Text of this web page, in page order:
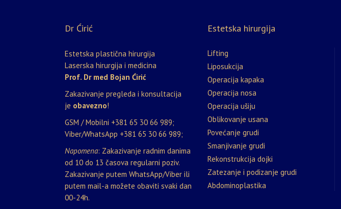
Dr Ćirić
Estetska plastična hirurgija
Laserska hirurgija i medicina
Prof. Dr med Bojan Ćirić
Zakazivanje pregleda i konsultacija
je obavezno!
GSM / Mobilni +381 65 30 66 989;
Viber/WhatsApp +381 65 30 66 989;
Napomena: Zakazivanje radnim danima
od 10 do 13 časova regularni poziv.
Zakazivanje putem WhatsApp/Viber ili
putem mail-a možete obaviti svaki dan
00-24h.
Estetska hirurgija
Lifting
Liposukcija
Operacija kapaka
Operacija nosa
Operacija ušiju
Oblikovanje usana
Povećanje grudi
Smanjivanje grudi
Rekonstrukcija dojki
Zatezanje i podizanje grudi
Abdominoplastika